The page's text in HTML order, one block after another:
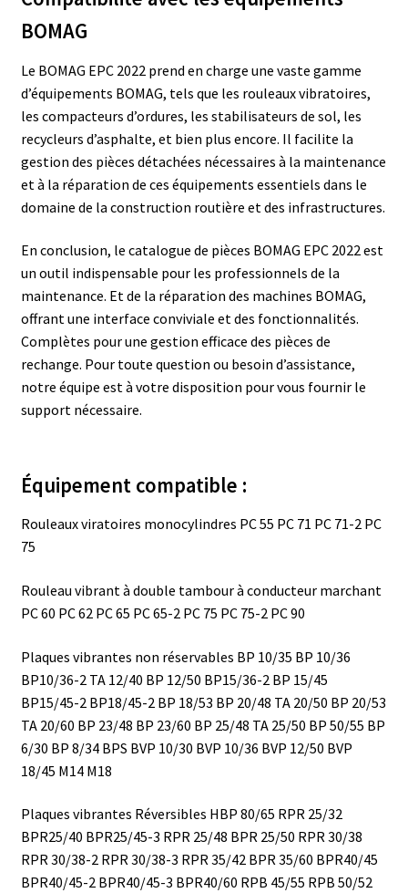
BOMAG
Le BOMAG EPC 2022 prend en charge une vaste gamme
d’équipements BOMAG, tels que les rouleaux vibratoires,
les compacteurs d’ordures, les stabilisateurs de sol, les
recycleurs d’asphalte, et bien plus encore. Il facilite la
gestion des pièces détachées nécessaires à la maintenance
et à la réparation de ces équipements essentiels dans le
domaine de la construction routière et des infrastructures.
En conclusion, le catalogue de pièces BOMAG EPC 2022 est
un outil indispensable pour les professionnels de la
maintenance. Et de la réparation des machines BOMAG,
offrant une interface conviviale et des fonctionnalités.
Complètes pour une gestion efficace des pièces de
rechange. Pour toute question ou besoin d’assistance,
notre équipe est à votre disposition pour vous fournir le
support nécessaire.
Équipement compatible :
Rouleaux viratoires monocylindres PC 55 PC 71 PC 71-2 PC
75
Rouleau vibrant à double tambour à conducteur marchant
PC 60 PC 62 PC 65 PC 65-2 PC 75 PC 75-2 PC 90
Plaques vibrantes non réservables BP 10/35 BP 10/36
BP10/36-2 TA 12/40 BP 12/50 BP15/36-2 BP 15/45
BP15/45-2 BP18/45-2 BP 18/53 BP 20/48 TA 20/50 BP 20/53
TA 20/60 BP 23/48 BP 23/60 BP 25/48 TA 25/50 BP 50/55 BP
6/30 BP 8/34 BPS BVP 10/30 BVP 10/36 BVP 12/50 BVP
18/45 M14 M18
Plaques vibrantes Réversibles HBP 80/65 RPR 25/32
BPR25/40 BPR25/45-3 RPR 25/48 BPR 25/50 RPR 30/38
RPR 30/38-2 RPR 30/38-3 RPR 35/42 BPR 35/60 BPR40/45
BPR40/45-2 BPR40/45-3 BPR40/60 RPB 45/55 RPB 50/52